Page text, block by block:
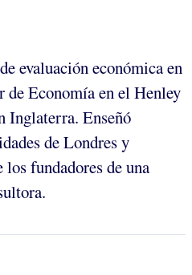
evaluación económica en
de Economía en el Henley
Inglaterra. Enseñó
de Londres y
fundadores de una